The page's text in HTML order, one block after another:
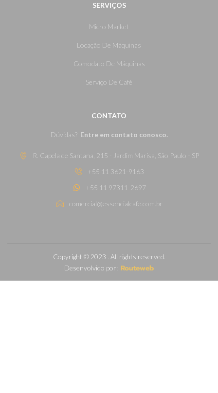
SERVIÇOS
Micro Market
Locação De Máquinas
Comodato De Máquinas
Serviço De Café
CONTATO
Dúvidas?Entre em contato conosco.
R. Capela de Santana, 215 - Jardim Marisa, São Paulo - SP
+55 11 3621-9163
+55 11 97311-2697
comercial@essencialcafe.com.br
Copyright © 2023 . All rights reserved.
Desenvolvido por: Routeweb